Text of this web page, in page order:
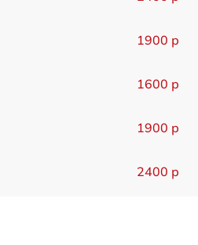
1900 р
1600 р
1900 р
2400 р